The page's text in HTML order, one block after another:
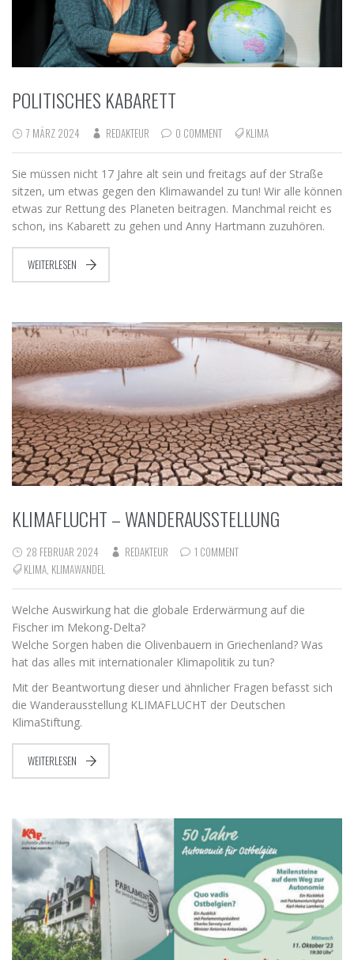
POLITISCHES KABARETT
7 MÄRZ 2024 REDAKTEUR 0 COMMENT KLIMA
Sie müssen nicht 17 Jahre alt sein und freitags auf der Straße
sitzen, um etwas gegen den Klimawandel zu tun! Wir alle können
etwas zur Rettung des Planeten beitragen. Manchmal reicht es
schon, ins Kabarett zu gehen und Anny Hartmann zuzuhören.
WEITERLESEN
KLIMAFLUCHT – WANDERAUSSTELLUNG
28 FEBRUAR 2024 REDAKTEUR
1 COMMENT
KLIMA KLIMAWANDEL
Welche Auswirkung hat die globale Erderwärmung auf die
Fischer im Mekong-Delta?
Welche Sorgen haben die Olivenbauern in Griechenland? Was
hat das alles mit internationaler Klimapolitik zu tun?
Mit der Beantwortung dieser und ähnlicher Fragen befasst sich
die Wanderausstellung KLIMAFLUCHT der Deutschen
KlimaStiftung.
WEITERLESEN